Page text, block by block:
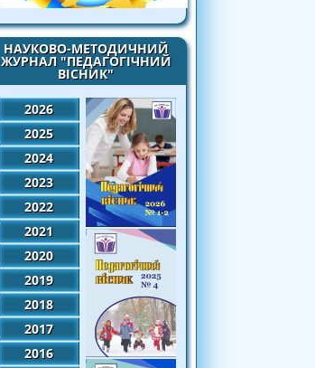
НАУКОВО-МЕТОДИЧНИЙ
ЖУРНАЛ "ПЕДАГОГІЧНИЙ
ВІСНИК"
2026
2025
2024
2023
2022
2021
2020
2019
2018
2017
2016